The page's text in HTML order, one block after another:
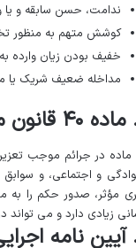
ندامت، حسن سابقه و
کوشش متهم به منظور
خفیف بودن زیان وارده به
مداخله ضعیف شریک یا
ماده در جرائم موجب
و اجتماعی، و
مؤثر، صدور حکم را به
زیادی دارد و می تواند